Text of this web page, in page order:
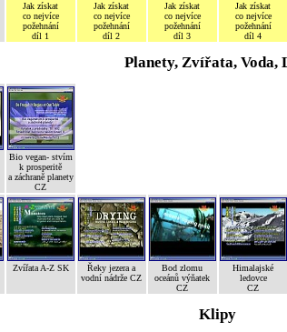
Jak získat
co nejvíce
požehnání
díl 1
Jak získat
co nejvíce
požehnání
díl 2
Jak získat
co nejvíce
požehnání
díl 3
Jak získat
co nejvíce
požehnání
díl 4
Planety, Zvířata, Voda,
Bio vegan- stvím
k prosperitě
a záchraně planety
CZ
Zvířata A-Z SK
Řeky jezera a
vodní nádrže CZ
Bod zlomu
oceánů výňatek
CZ
Himalajské
ledovce
CZ
Klipy